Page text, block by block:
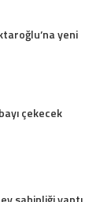
yeni
çekecek